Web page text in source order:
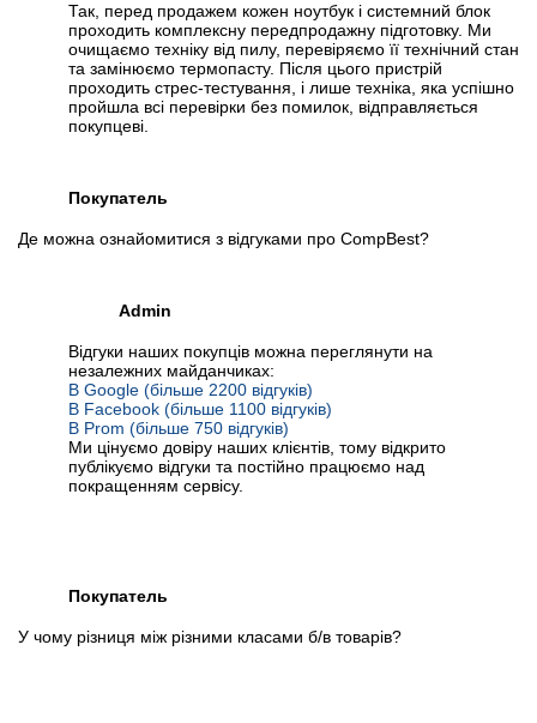
Так, перед продажем кожен ноутбук і системний блок
проходить комплексну передпродажну підготовку. Ми
очищаємо техніку від пилу, перевіряємо її технічний стан
та замінюємо термопасту. Після цього пристрій
проходить стрес-тестування, і лише техніка, яка успішно
пройшла всі перевірки без помилок, відправляється
покупцеві.
Покупатель
Де можна ознайомитися з відгуками про CompBest?
Admin
Відгуки наших покупців можна переглянути на
незалежних майданчиках:
В Google (більше 2200 відгуків)
В Facebook (більше 1100 відгуків)
В Prom (більше 750 відгуків)
Ми цінуємо довіру наших клієнтів, тому відкрито
публікуємо відгуки та постійно працюємо над
покращенням сервісу.
Покупатель
У чому різниця між різними класами б/в товарів?